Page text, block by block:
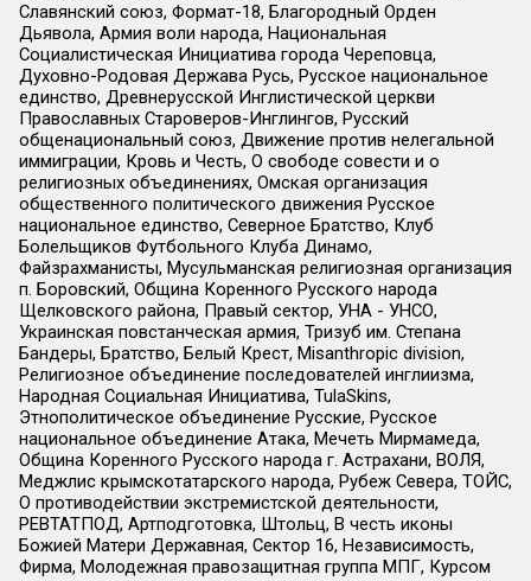
Славянский союз, Формат-18, Благородный Орден
Дьявола, Армия воли народа, Национальная
Социалистическая Инициатива города Череповца,
Духовно-Родовая Держава Русь, Русское национальное
единство, Древнерусской Инглистической церкви
Православных Староверов-Инглингов, Русский
общенациональный союз, Движение против нелегальной
иммиграции, Кровь и Честь, О свободе совести и о
религиозных объединениях, Омская организация
общественного политического движения Русское
национальное единство, Северное Братство, Клуб
Болельщиков Футбольного Клуба Динамо,
Файзрахманисты, Мусульманская религиозная организация
п. Боровский, Община Коренного Русского народа
Щелковского района, Правый сектор, УНА - УНСО,
Украинская повстанческая армия, Тризуб им. Степана
Бандеры, Братство, Белый Крест, Misanthropic division,
Религиозное объединение последователей инглиизма,
Народная Социальная Инициатива, TulaSkins,
Этнополитическое объединение Русские, Русское
национальное объединение Атака, Мечеть Мирмамеда,
Община Коренного Русского народа г. Астрахани, ВОЛЯ,
Меджлис крымскотатарского народа, Рубеж Севера, ТОЙС,
О противодействии экстремистской деятельности,
РЕВТАТПОД, Артподготовка, Штольц, В честь иконы
Божией Матери Державная, Сектор 16, Независимость,
Фирма, Молодежная правозащитная группа МПГ, Курсом